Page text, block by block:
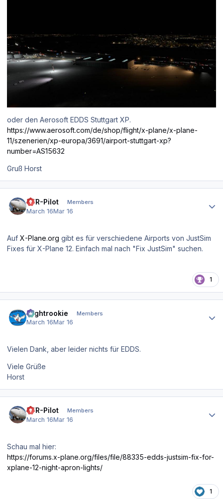
oder den Aerosoft EDDS Stuttgart XP.
https://www.aerosoft.com/de/shop/flight/x-plane/x-plane-
11/szenerien/xp-europa/3691/airport-stuttgart-xp?
number=AS15632
Gruß Horst
VFR-Pilot Members
March 16Mar 16
Auf X-Plane.org gibt es für verschiedene Airports von JustSim
Fixes für X-Plane 12. Einfach mal nach "Fix JustSim" suchen.
1
Flightrookie Members
March 16Mar 16
Vielen Dank, aber leider nichts für EDDS.
Viele Grüße
Horst
VFR-Pilot Members
March 16Mar 16
Schau mal hier:
https://forums.x-plane.org/files/file/88335-edds-justsim-fix-for-
xplane-12-night-apron-lights/
1